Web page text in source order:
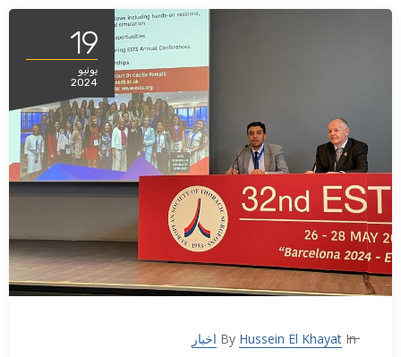
19
يونيو
2024
By Hussein El Khayat In اخبار